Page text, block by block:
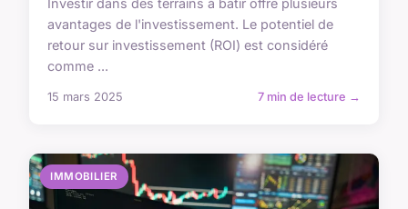
avantages de l'investissement. Le potentiel de
retour sur investissement (ROI) est considéré
comme ...
15 mars 2025 7 min de lecture →
IMMOBILIER